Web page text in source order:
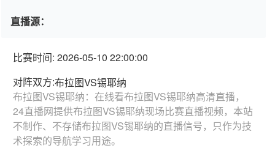
直播源：
比赛时间: 2026-05-10 22:00:00
对阵双方:布拉图VS锡耶纳
布拉图VS锡耶纳：在线看布拉图VS锡耶纳高清直播，
24直播网提供布拉图VS锡耶纳现场比赛直播视频，本站
不制作、不存储布拉图VS锡耶纳的直播信号，只作为技
术探索的导航学习用途。